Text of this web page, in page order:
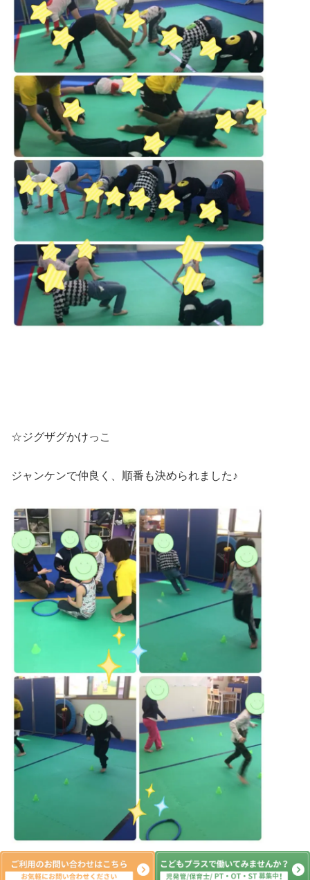
☆ジグザグかけっこ
ジャンケンで仲良く、順番も決められました♪